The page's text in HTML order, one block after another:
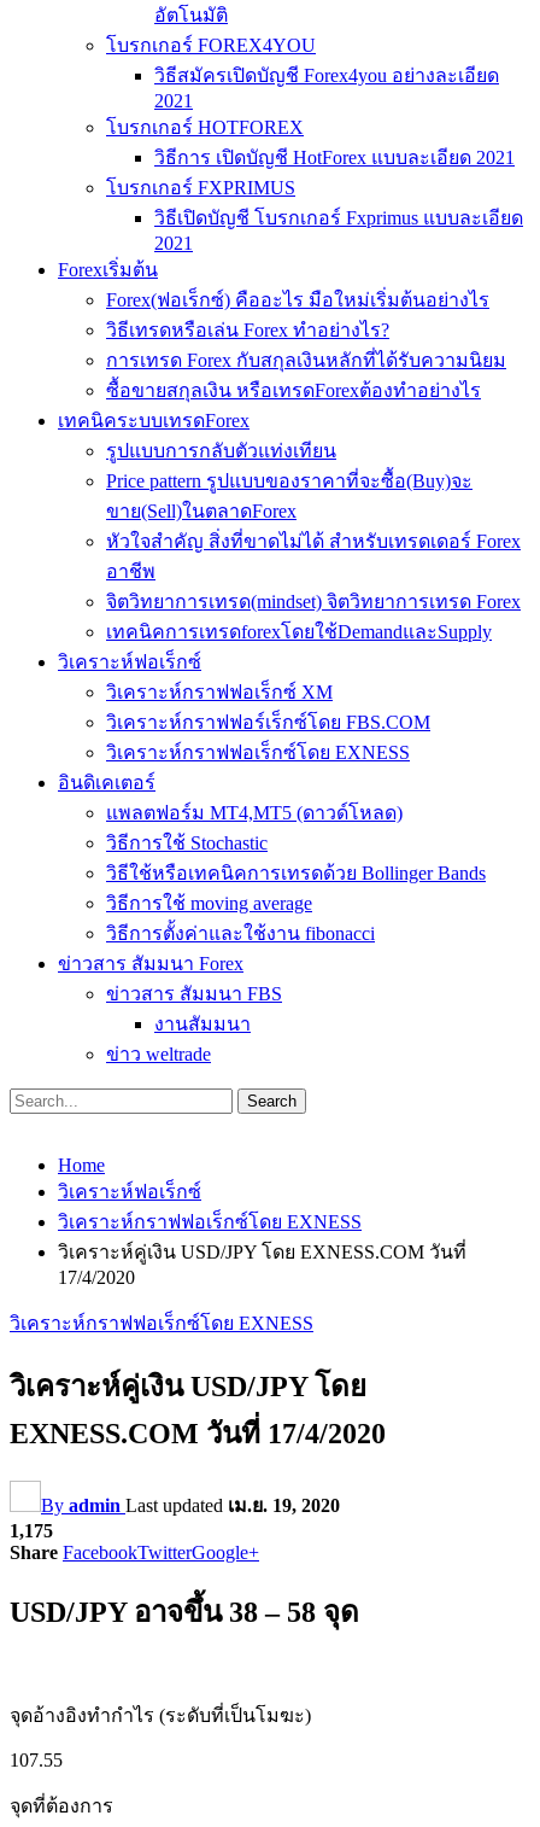
อัตโนมัติ
โบรกเกอร์ FOREX4YOU
วิธีสมัครเปิดบัญชี Forex4you อย่างละเอียด
2021
โบรกเกอร์ HOTFOREX
วิธีการ เปิดบัญชี HotForex แบบละเอียด 2021
โบรกเกอร์ FXPRIMUS
วิธีเปิดบัญชี โบรกเกอร์ Fxprimus แบบละเอียด
2021
Forexเริ่มต้น
Forex(ฟอเร็กซ์) คืออะไร มือใหม่เริ่มต้นอย่างไร
วิธีเทรดหรือเล่น Forex ทำอย่างไร?
การเทรด Forex กับสกุลเงินหลักที่ได้รับความนิยม
ซื้อขายสกุลเงิน หรือเทรดForexต้องทำอย่างไร
เทคนิคระบบเทรดForex
รูปแบบการกลับตัวแท่งเทียน
Price pattern รูปแบบของราคาที่จะซื้อ(Buy)จะ
ขาย(Sell)ในตลาดForex
หัวใจสำคัญ สิ่งที่ขาดไม่ได้ สำหรับเทรดเดอร์ Forex
อาชีพ
จิตวิทยาการเทรด(mindset) จิตวิทยาการเทรด Forex
เทคนิคการเทรดforexโดยใช้DemandและSupply
วิเคราะห์ฟอเร็กซ์
วิเคราะห์กราฟฟอเร็กซ์ XM
วิเคราะห์กราฟฟอร์เร็กซ์โดย FBS.COM
วิเคราะห์กราฟฟอเร็กซ์โดย EXNESS
อินดิเคเตอร์
แพลตฟอร์ม MT4,MT5 (ดาวด์โหลด)
วิธีการใช้ Stochastic
วิธีใช้หรือเทคนิคการเทรดด้วย Bollinger Bands
วิธีการใช้ moving average
วิธีการตั้งค่าและใช้งาน fibonacci
ข่าวสาร สัมมนา Forex
ข่าวสาร สัมมนา FBS
งานสัมมนา
ข่าว weltrade
Home
วิเคราะห์ฟอเร็กซ์
วิเคราะห์กราฟฟอเร็กซ์โดย EXNESS
วิเคราะห์คู่เงิน USD/JPY โดย EXNESS.COM วันที่
17/4/2020
วิเคราะห์กราฟฟอเร็กซ์โดย EXNESS
วิเคราะห์คู่เงิน USD/JPY โดย
EXNESS.COM วันที่ 17/4/2020
By admin Last updated เม.ย. 19, 2020
1,175
Share FacebookTwitterGoogle+
USD/JPY อาจขึ้น 38 – 58 จุด
จุดอ้างอิงทำกำไร (ระดับที่เป็นโมฆะ)
107.55
จุดที่ต้องการ